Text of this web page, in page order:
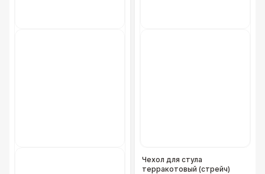
Чехол для стула
терракотовый (стрейч)